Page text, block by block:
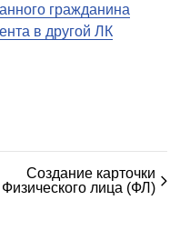
гражданина
в другой ЛК
Создание карточки
Физического лица (ФЛ)